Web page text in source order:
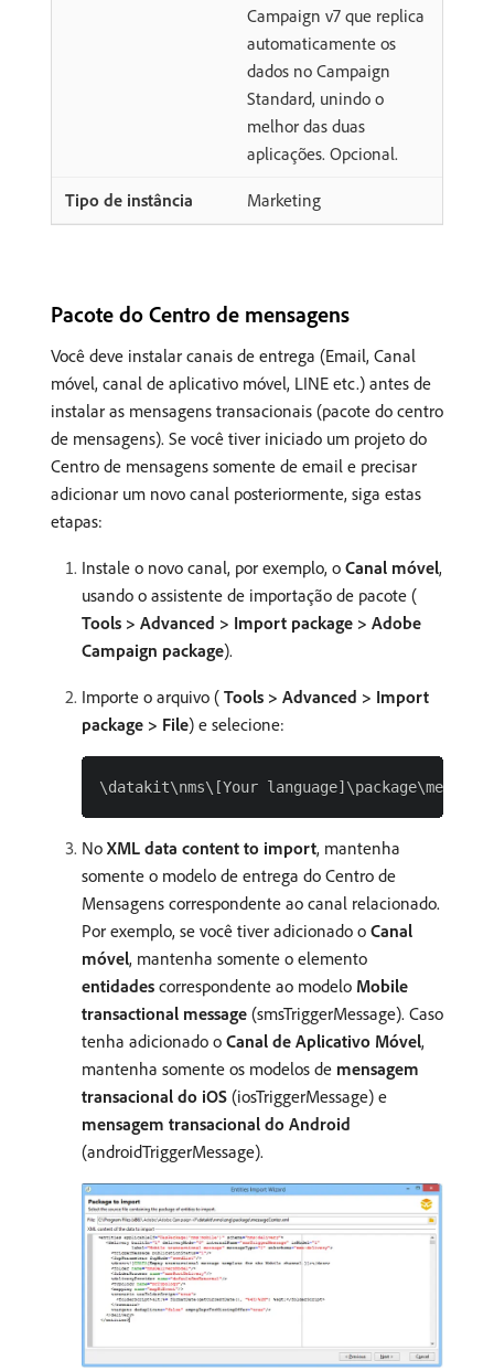
Campaign v7 que replica
automaticamente os
dados no Campaign
Standard, unindo o
melhor das duas
aplicações. Opcional.
Marketing
Pacote do Centro de mensagens
Você deve instalar canais de entrega (Email, Canal
móvel, canal de aplicativo móvel, LINE etc.) antes de
instalar as mensagens transacionais (pacote do centro
de mensagens). Se você tiver iniciado um projeto do
Centro de mensagens somente de email e precisar
adicionar um novo canal posteriormente, siga estas
etapas:
Instale o novo canal, por exemplo, o Canal móvel,
usando o assistente de importação de pacote (
Tools > Advanced > Import package > Adobe
Campaign package).
Importe o arquivo ( Tools > Advanced > Import
package > File) e selecione:
No XML data content to import, mantenha
somente o modelo de entrega do Centro de
Mensagens correspondente ao canal relacionado.
Por exemplo, se você tiver adicionado o Canal
móvel, mantenha somente o elemento
entidades correspondente ao modelo Mobile
transactional message (smsTriggerMessage). Caso
tenha adicionado o Canal de Aplicativo Móvel,
mantenha somente os modelos de mensagem
transacional do iOS (iosTriggerMessage) e
mensagem transacional do Android
(androidTriggerMessage).